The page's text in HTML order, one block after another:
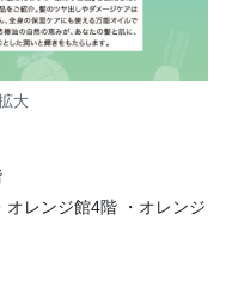
大
レンジ館4階 ・オレンジ